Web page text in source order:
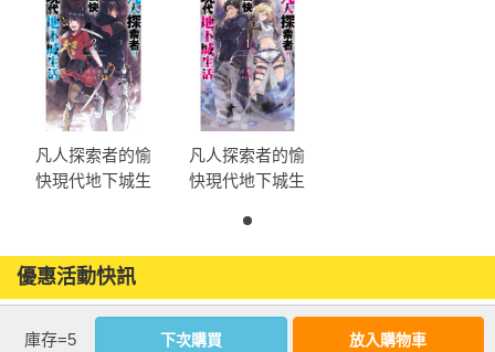
凡人探索者的愉
快現代地下城生
凡人探索者的愉
快現代地下城生
優惠活動快訊
庫存=5 下次購買 放入購物車